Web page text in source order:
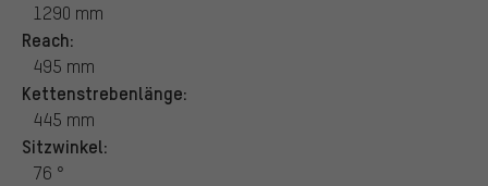
1290 mm
Reach:
495 mm
Kettenstrebenlänge:
445 mm
Sitzwinkel:
76 °